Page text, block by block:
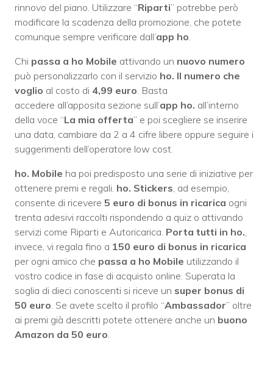
rinnovo del piano. Utilizzare “Riparti” potrebbe però
modificare la scadenza della promozione, che potete
comunque sempre verificare dall’app ho.
Chi passa a ho Mobile attivando un nuovo numero
può personalizzarlo con il servizio ho. Il numero che
voglio al costo di 4,99 euro. Basta
accedere all’apposita sezione sull’app ho. all’interno
della voce “La mia offerta” e poi scegliere se inserire
una data, cambiare da 2 a 4 cifre libere oppure seguire i
suggerimenti dell’operatore low cost.
ho. Mobile ha poi predisposto una serie di iniziative per
ottenere premi e regali. ho. Stickers, ad esempio,
consente di ricevere 5 euro di bonus in ricarica ogni
trenta adesivi raccolti rispondendo a quiz o attivando
servizi come Riparti e Autoricarica. Porta tutti in ho.,
invece, vi regala fino a 150 euro di bonus in ricarica
per ogni amico che passa a ho Mobile utilizzando il
vostro codice in fase di acquisto online. Superata la
soglia di dieci conoscenti si riceve un super bonus di
50 euro. Se avete scelto il profilo “Ambassador” oltre
ai premi già descritti potete ottenere anche un buono
Amazon da 50 euro.